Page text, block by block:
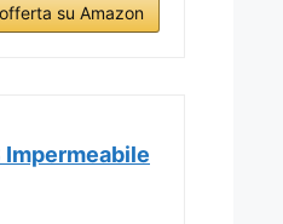
su Amazon
Impermeabile